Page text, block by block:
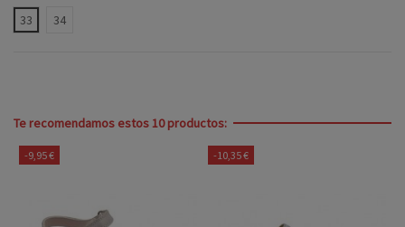
33
34
Te recomendamos estos 10 productos:
-9,95 € -10,35 €